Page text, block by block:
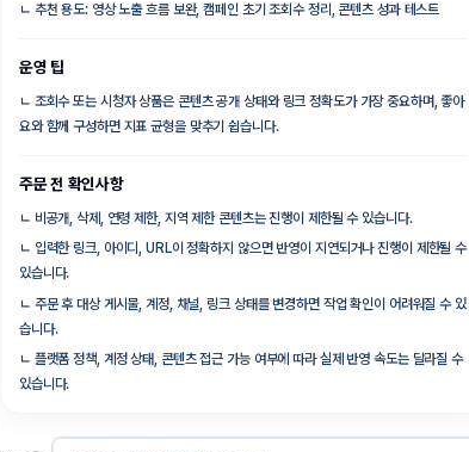
ㄴ 추천 용도: 영상 노출 흐름 보완, 캠페인 초기 조회수 정리, 콘텐츠 성과 테스트
운영 팁
ㄴ 조회수 또는 시청자 상품은 콘텐츠 공개 상태와 링크 정확도가 가장 중요하며, 좋아
요와 함께 구성하면 지표 균형을 맞추기 쉽습니다.
주문 전 확인사항
ㄴ 비공개, 삭제, 연령 제한, 지역 제한 콘텐츠는 진행이 제한될 수 있습니다.
ㄴ 입력한 링크, 아이디, URL이 정확하지 않으면 반영이 지연되거나 진행이 제한될 수
있습니다.
ㄴ 주문 후 대상 게시물, 계정, 채널, 링크 상태를 변경하면 작업 확인이 어려워질 수 있
습니다.
ㄴ 플랫폼 정책, 계정 상태, 콘텐츠 접근 가능 여부에 따라 실제 반영 속도는 달라질 수
있습니다.